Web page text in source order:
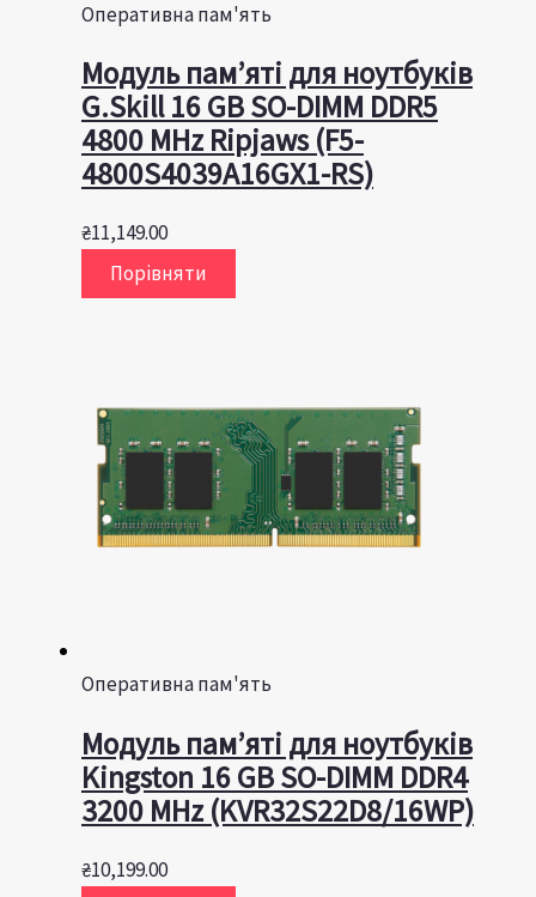
Оперативна пам'ять
Модуль пам’яті для ноутбуків
G.Skill 16 GB SO-DIMM DDR5
4800 MHz Ripjaws (F5-
4800S4039A16GX1-RS)
₴11,149.00
Порівняти
Оперативна пам'ять
Модуль пам’яті для ноутбуків
Kingston 16 GB SO-DIMM DDR4
3200 MHz (KVR32S22D8/16WP)
₴10,199.00